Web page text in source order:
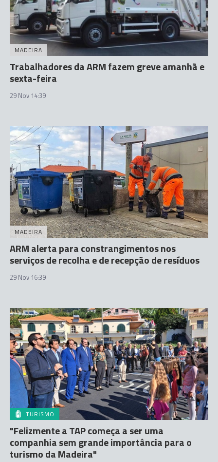
MADEIRA
Trabalhadores da ARM fazem greve amanhã e
sexta-feira
29 Nov 14:39
MADEIRA
ARM alerta para constrangimentos nos
serviços de recolha e de recepção de resíduos
29 Nov 16:39
TURISMO
"Felizmente a TAP começa a ser uma
companhia sem grande importância para o
turismo da Madeira"